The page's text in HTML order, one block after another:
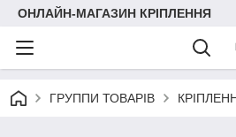
ОНЛАЙН-МАГАЗИН КРІПЛЕННЯ
ГРУППИ ТОВАРІВ